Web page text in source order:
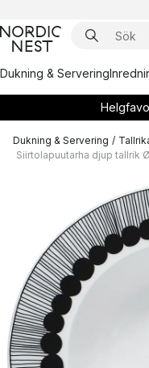
Dukning & Servering
Dukning & Servering /
Siirtolapuutarha djup tallrik